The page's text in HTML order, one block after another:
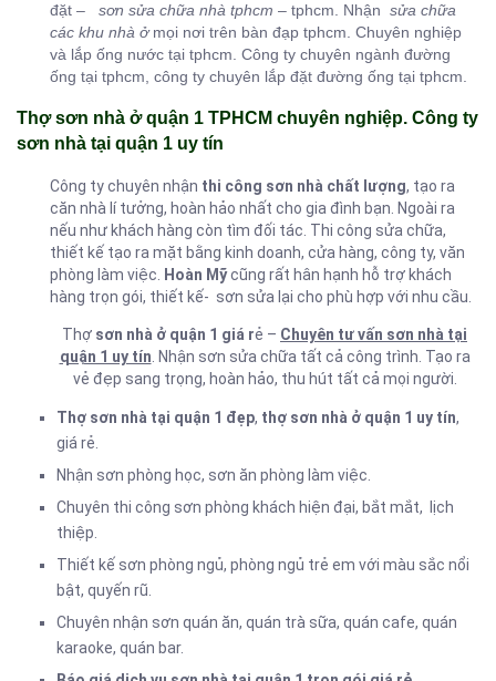
đặt –
sơn sửa chữa nhà tphcm – tphcm. Nhận sửa chữa
các khu nhà ởmọi nơi trên bàn đạp tphcm. Chuyên nghiệp
và lắp ống nước tại tphcm. Công ty chuyên ngành đường
ống tại tphcm, công ty chuyên lắp đặt đường ống tại tphcm.
Thợ sơn nhà ở quận 1 TPHCM chuyên nghiệp. Công ty
sơn nhà tại quận 1 uy tín
Công ty chuyên nhận thi công sơn nhà chất lượng, tạo ra
căn nhà lí tưởng, hoàn hảo nhất cho gia đình bạn. Ngoài ra
nếu như khách hàng còn tìm đối tác. Thi công sửa chữa,
thiết kế tạo ra mặt bằng kinh doanh, cửa hàng, công ty, văn
phòng làm việc.
Hoàn Mỹcũng rất hân hạnh hỗ trợ khách
hàng trọn gói, thiết kế- sơn sửa lại cho phù hợp với nhu cầu.
Thợ sơn nhà ở quận 1 giá rẻ – Chuyên tư vấn sơn nhà tại
quận 1 uy tín . Nhận sơn sửa chữa tất cả công trình. Tạo ra
vẻ đẹp sang trọng, hoàn hảo, thu hút tất cả mọi người.
Thợ sơn nhà tại quận 1 đẹp, thợ sơn nhà ở quận 1 uy tín,
giá rẻ.
Nhận sơn phòng học, sơn ăn phòng làm việc.
Chuyên thi công sơn phòng khách hiện đại, bắt mắt, lịch
thiệp.
Thiết kế sơn phòng ngủ, phòng ngủ trẻ em với màu sắc nổi
bật, quyến rũ.
Chuyên nhận sơn quán ăn, quán trà sữa, quán cafe, quán
karaoke, quán bar.